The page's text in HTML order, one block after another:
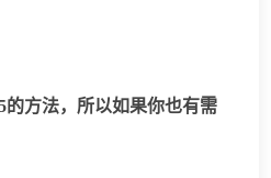
方法，所以如果你也有需